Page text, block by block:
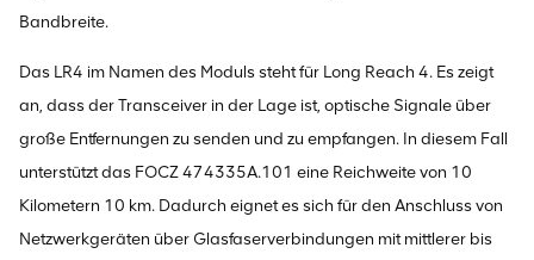
Bandbreite.
Das LR4 im Namen des Moduls steht für Long Reach 4. Es zeigt
an, dass der Transceiver in der Lage ist, optische Signale über
große Entfernungen zu senden und zu empfangen. In diesem Fall
unterstützt das FOCZ 474335A.101 eine Reichweite von 10
Kilometern 10 km. Dadurch eignet es sich für den Anschluss von
Netzwerkgeräten über Glasfaserverbindungen mit mittlerer bis